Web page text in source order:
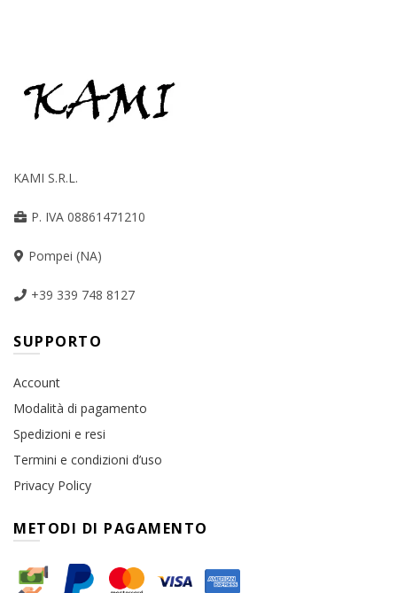
KAMI S.R.L.
P. IVA 08861471210
Pompei (NA)
+39 339 748 8127
SUPPORTO
Account
Modalità di pagamento
Spedizioni e resi
Termini e condizioni d’uso
Privacy Policy
METODI DI PAGAMENTO